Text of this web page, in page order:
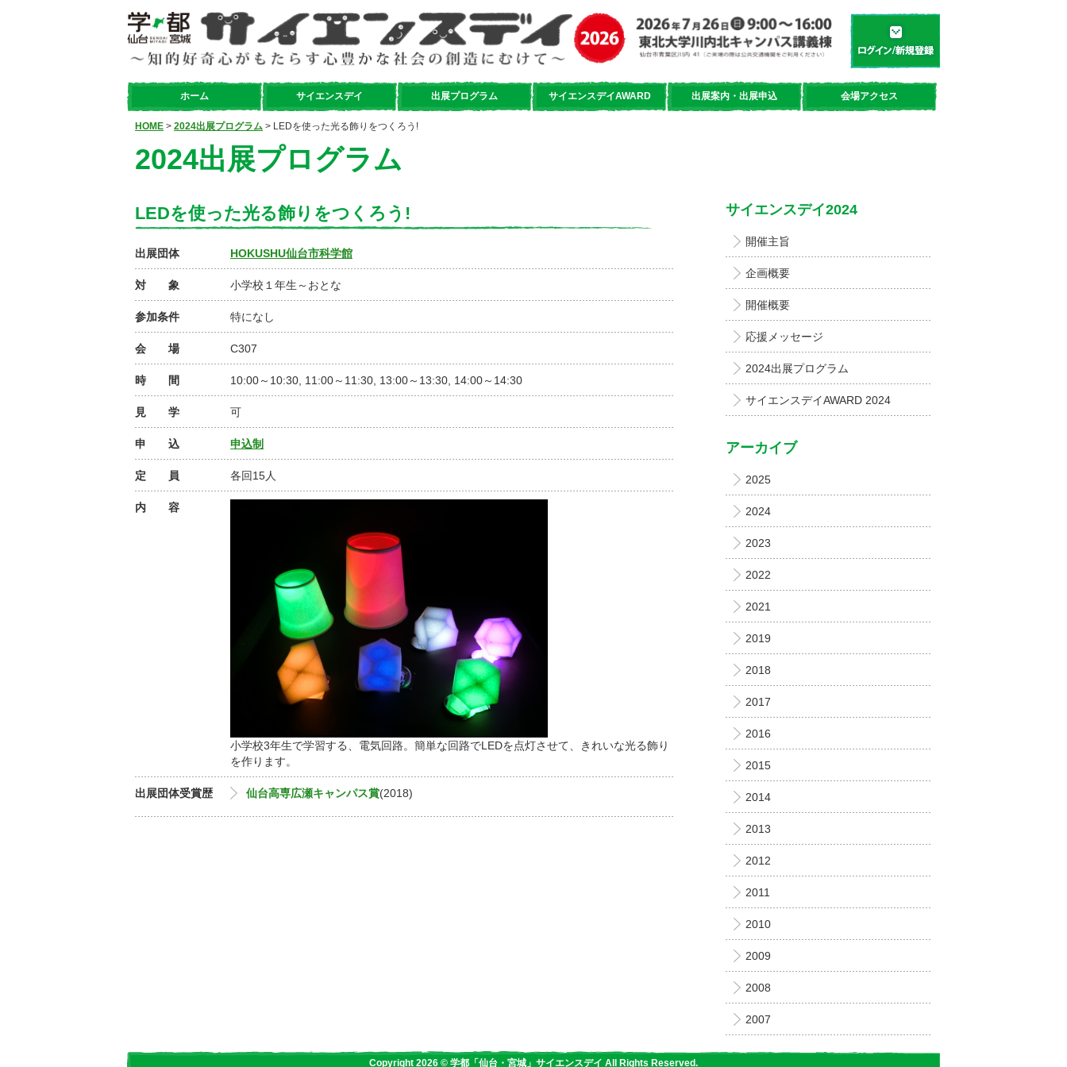
学都「仙台・宮城」サイエンスデイ
ホーム サイエンスデイ 出展プログラム サイエンスデイAWARD 出展案内・出展申込 会場アクセス
HOME > 2024出展プログラム > LEDを使った光る飾りをつくろう!
2024出展プログラム
LEDを使った光る飾りをつくろう!
出展団体 HOKUSHU仙台市科学館
対 象 小学校１年生～おとな
参加条件 特になし
会 場 C307
時 間 10:00～10:30, 11:00～11:30, 13:00～13:30, 14:00～14:30
見 学 可
申 込 申込制
定 員 各回15人
内 容
小学校3年生で学習する、電気回路。簡単な回路でLEDを点灯させて、きれいな光る飾り
を作ります。
出展団体受賞歴 仙台高専広瀬キャンパス賞(2018)
サイエンスデイ2024
開催主旨
企画概要
開催概要
応援メッセージ
2024出展プログラム
サイエンスデイAWARD 2024
アーカイブ
2025
2024
2023
2022
2021
2019
2018
2017
2016
2015
2014
2013
2012
2011
2010
2009
2008
2007
Copyright 2026 © 学都「仙台・宮城」サイエンスデイ All Rights Reserved.